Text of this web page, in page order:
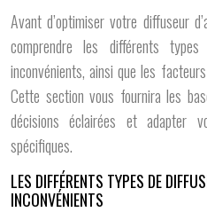
Avant d’optimiser votre diffuseur
comprendre les différents
inconvénients, ainsi que les
Cette section vous fournira les
décisions éclairées et adapter
spécifiques.
LES DIFFÉRENTS TYPES DE
INCONVÉNIENTS